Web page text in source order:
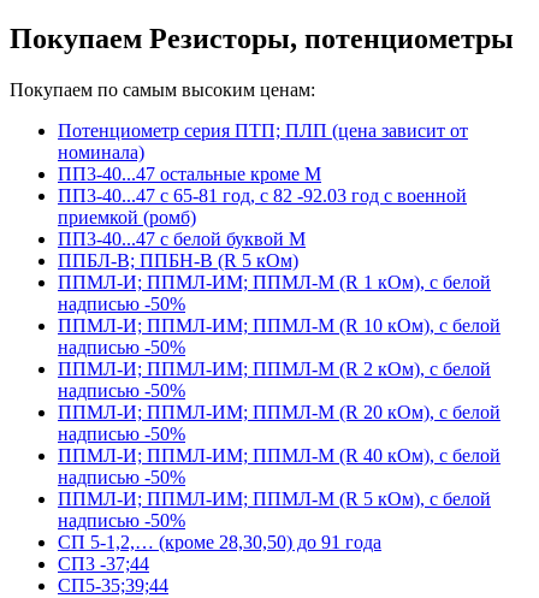
Покупаем Резисторы, потенциометры
Покупаем по самым высоким ценам:
Потенциометр серия ПТП; ПЛП (цена зависит от
номинала)
ПП3-40...47 остальные кроме М
ПП3-40...47 с 65-81 год, с 82 -92.03 год с военной
приемкой (ромб)
ПП3-40...47 с белой буквой М
ППБЛ-В; ППБН-В (R 5 кОм)
ППМЛ-И; ППМЛ-ИМ; ППМЛ-М (R 1 кОм), с белой
надписью -50%
ППМЛ-И; ППМЛ-ИМ; ППМЛ-М (R 10 кОм), с белой
надписью -50%
ППМЛ-И; ППМЛ-ИМ; ППМЛ-М (R 2 кОм), с белой
надписью -50%
ППМЛ-И; ППМЛ-ИМ; ППМЛ-М (R 20 кОм), с белой
надписью -50%
ППМЛ-И; ППМЛ-ИМ; ППМЛ-М (R 40 кОм), с белой
надписью -50%
ППМЛ-И; ППМЛ-ИМ; ППМЛ-М (R 5 кОм), с белой
надписью -50%
СП 5-1,2,… (кроме 28,30,50) до 91 года
СП3 -37;44
СП5-35;39;44